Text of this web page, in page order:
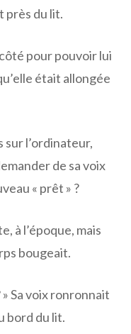
près du lit.
pour pouvoir lui
était allongée
sur l’ordinateur,
de sa voix
« prêt » ?
à l’époque, mais
bougeait.
Sa voix ronronnait
bord du lit.